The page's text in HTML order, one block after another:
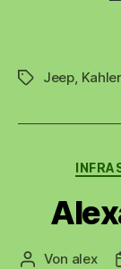
Schlagwörter
Jeep,
Beitragsautor
Von alex